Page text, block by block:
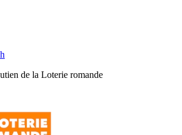
de la Loterie romande